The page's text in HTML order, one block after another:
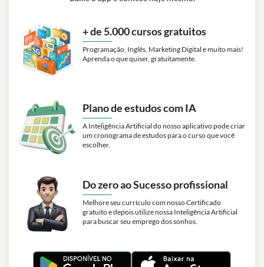
+ de 5.000 cursos gratuitos
Programação, Inglês, Marketing Digital e muito mais!
Aprenda o que quiser, gratuitamente.
Plano de estudos com IA
A Inteligência Artificial do nosso aplicativo pode criar
um cronograma de estudos para o curso que você
escolher.
Do zero ao Sucesso profissional
Melhore seu currículo com nosso Certificado
gratuito e depois utilize nossa Inteligência Artificial
para buscar seu emprego dos sonhos.